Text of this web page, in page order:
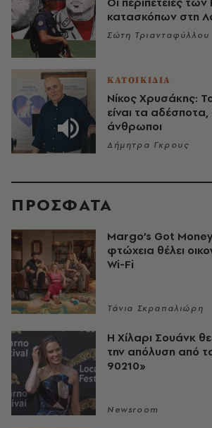
κατασκόπων στη
Σώτη Τριανταφύλλου
ΚΑΤΟΙΚΙΔΙΑ
Νίκος Χρυσάκης:
είναι τα αδέσποτα,
άνθρωποι
Δήμητρα Γκρους
ΠΡΟΣΦΑΤΑ
Margo’s Got
φτώχεια θέλει
Wi-Fi
Τάνια Σκραπαλιώρη
Η Χίλαρι Σουάνκ
την απόλυση από
90210»
Newsroom